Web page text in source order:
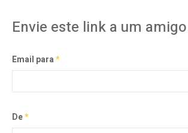
Envie este link a um
Email para*
De*